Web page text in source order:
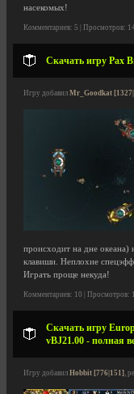
насекомых!
Комментариев: 5 | Просмотров:
Скачать игру Pax
Игру добавил Mr_Goodkat
происходит на дне океана)
клавиши. Неплохие
Играть проще некуда!
Комментариев: 10 | Просмотров:
Скачать игру
vBJ21.00 - полная
Игру добавил Hobbit [776|151],